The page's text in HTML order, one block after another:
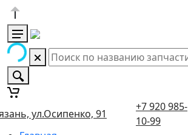
ул.Осипенко, 91
+7 920 985-
10-99